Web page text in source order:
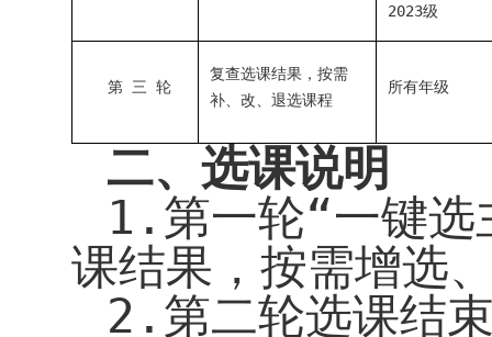
2023级
第 三 轮
复查选课结果，按需
补、改、退选课程
所有年级
二、选课说明
1. 第一轮“一键选
课结果， 按需增选
2. 第二轮选课结